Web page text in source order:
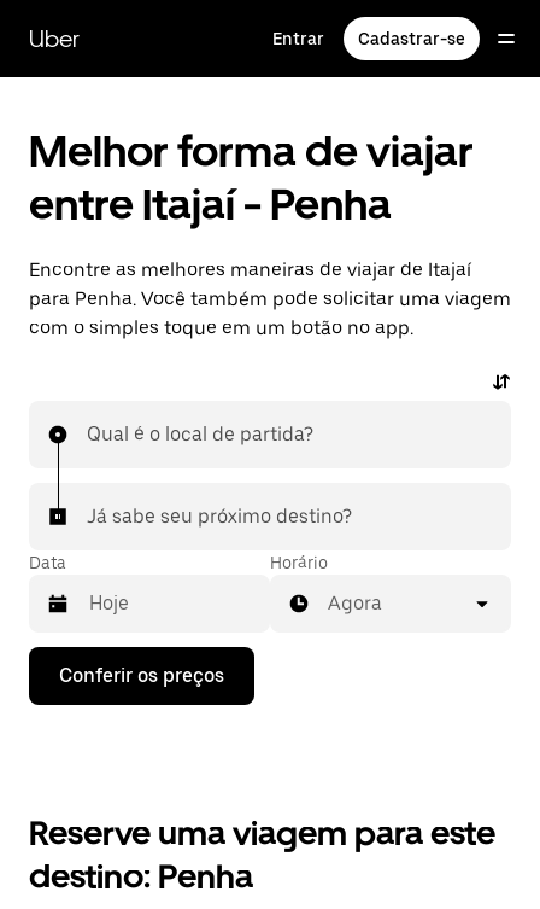
para
conteúdo
Uber Entrar Cadastrar-se
Melhor forma de viajar
entre Itajaí - Penha
Encontre as melhores maneiras de viajar de Itajaí
para Penha. Você também pode solicitar uma viagem
com o simples toque em um botão no app.
Qual é o local de partida?
Já sabe seu próximo destino?
Data
Pressione
seta
o
e
Horário
Agora
Conferir os preços
Reserve uma viagem para este
destino: Penha